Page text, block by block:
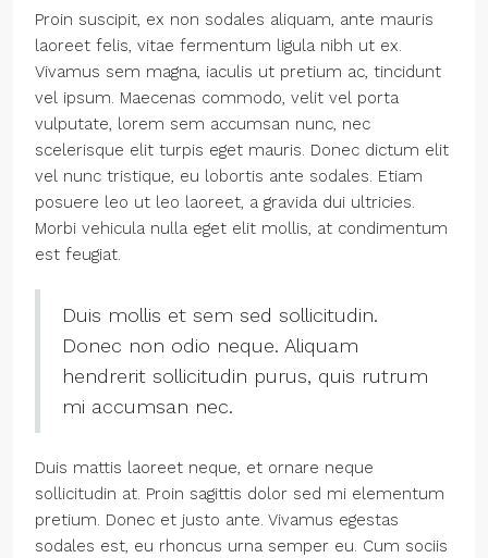
Proin suscipit, ex non sodales aliquam, ante mauris
laoreet felis, vitae fermentum ligula nibh ut ex.
Vivamus sem magna, iaculis ut pretium ac, tincidunt
vel ipsum. Maecenas commodo, velit vel porta
vulputate, lorem sem accumsan nunc, nec
scelerisque elit turpis eget mauris. Donec dictum elit
vel nunc tristique, eu lobortis ante sodales. Etiam
posuere leo ut leo laoreet, a gravida dui ultricies.
Morbi vehicula nulla eget elit mollis, at condimentum
est feugiat.
Duis mollis et sem sed sollicitudin.
Donec non odio neque. Aliquam
hendrerit sollicitudin purus, quis rutrum
mi accumsan nec.
Duis mattis laoreet neque, et ornare neque
sollicitudin at. Proin sagittis dolor sed mi elementum
pretium. Donec et justo ante. Vivamus egestas
sodales est, eu rhoncus urna semper eu. Cum sociis